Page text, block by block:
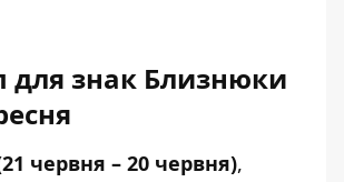
для знак Близнюки
червня – 20 червня),